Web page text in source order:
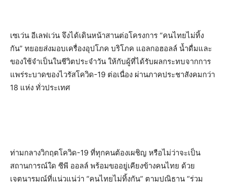
เซเว่น อีเลฟเว่น จึงได้เดินหน้าสานต่อโครงการ “คนไทยไม่ทิ้ง
กัน” ทยอยส่งมอบเครื่องอุปโภค บริโภค แอลกอฮอลล์ น้ำดื่มและ
ของใช้จำเป็นในชีวิตประจำวัน ให้กับผู้ที่ได้รับผลกระทบจากการ
แพร่ระบาดของไวรัสโควิด-19 ต่อเนื่อง ผ่านภาคประชาสังคมกว่า
18 แห่ง ทั่วประเทศ
ท่ามกลางวิกฤตโควิด-19 ที่ทุกคนต้องเผชิญ หรือไม่ว่าจะเป็น
สถานการณ์ใด ซีพี ออลล์ พร้อมขออยู่เคียงข้างคนไทย ด้วย
เจตนารมณ์ที่แน่วแน่ว่า “คนไทยไม่ทิ้งกัน” ตามปณิธาน “ร่วม